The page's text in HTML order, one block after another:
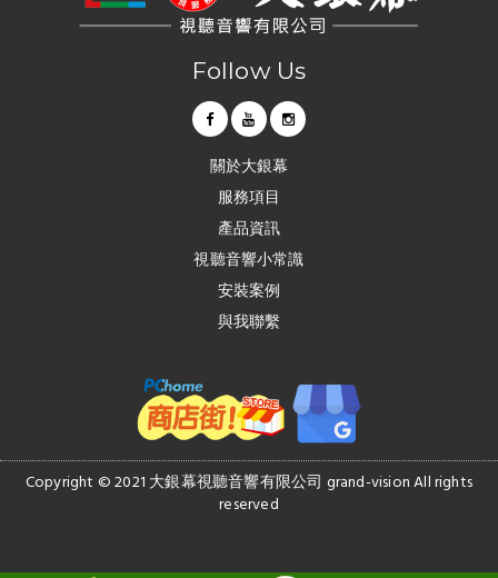
Follow Us
關於大銀幕
服務項目
產品資訊
視聽音響小常識
安裝案例
與我聯繫
Copyright © 2021 大銀幕視聽音響有限公司 grand-vision All rights
reserved